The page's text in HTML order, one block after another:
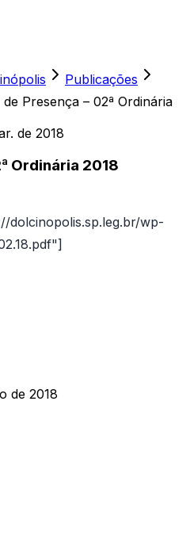
Publicações
de Presença – 02ª Ordinária
de 2018
Ordinária 2018
dolcinopolis.sp.leg.br/wp-
de 2018